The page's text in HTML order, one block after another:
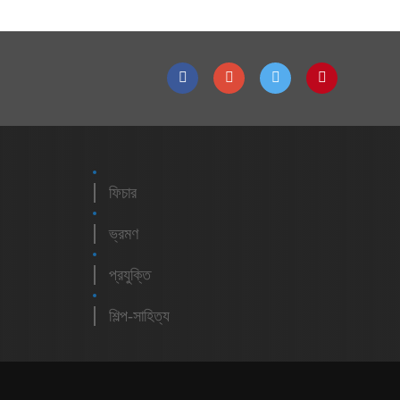
ফিচার
ভ্রমণ
প্রযুক্তি
শিল্প-সাহিত্য